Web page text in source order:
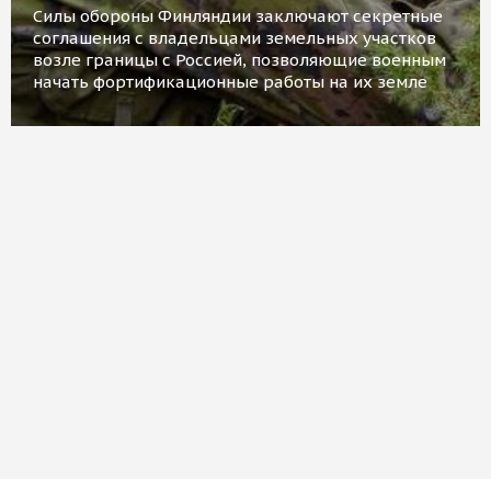
Силы обороны Финляндии заключают секретные
соглашения с владельцами земельных участков
возле границы с Россией, позволяющие военным
начать фортификационные работы на их земле